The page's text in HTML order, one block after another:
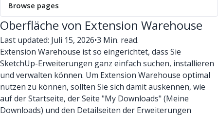
Browse pages
Oberfläche von Extension Warehouse
Last updated: Juli 15, 2026•3 Min. read.
Extension Warehouse ist so eingerichtet, dass Sie
SketchUp-Erweiterungen ganz einfach suchen, installieren
und verwalten können. Um Extension Warehouse optimal
nutzen zu können, sollten Sie sich damit auskennen, wie
auf der Startseite, der Seite "My Downloads" (Meine
Downloads) und den Detailseiten der Erweiterungen